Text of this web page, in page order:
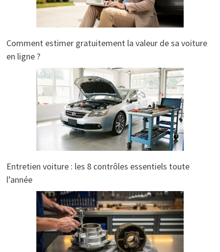
Comment estimer gratuitement la valeur de sa voiture
en ligne ?
Entretien voiture : les 8 contrôles essentiels toute
l’année